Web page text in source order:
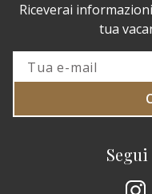
Riceverai
tua